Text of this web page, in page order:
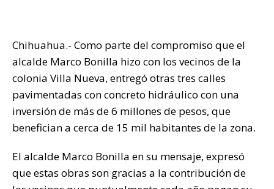
s
A
p
p
e
b
o
o
k
te
r
y
Li
n
k
p
ar
ti
r
Chihuahua.- Como parte del compromiso que el
alcalde Marco Bonilla hizo con los vecinos de la
colonia Villa Nueva, entregó otras tres calles
pavimentadas con concreto hidráulico con una
inversión de más de 6 millones de pesos, que
benefician a cerca de 15 mil habitantes de la zona.
El alcalde Marco Bonilla en su mensaje, expresó
que estas obras son gracias a la contribución de